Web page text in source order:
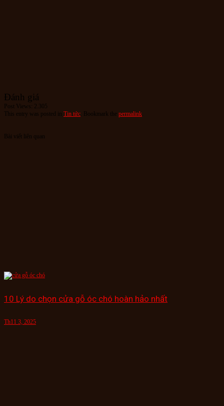
Đánh giá
Post Views: 2.305
This entry was posted in Tin tức. Bookmark the permalink.
Bài viết liên quan
10 Lý do chọn cửa gỗ óc chó hoàn hảo nhất
Th11 3, 2025